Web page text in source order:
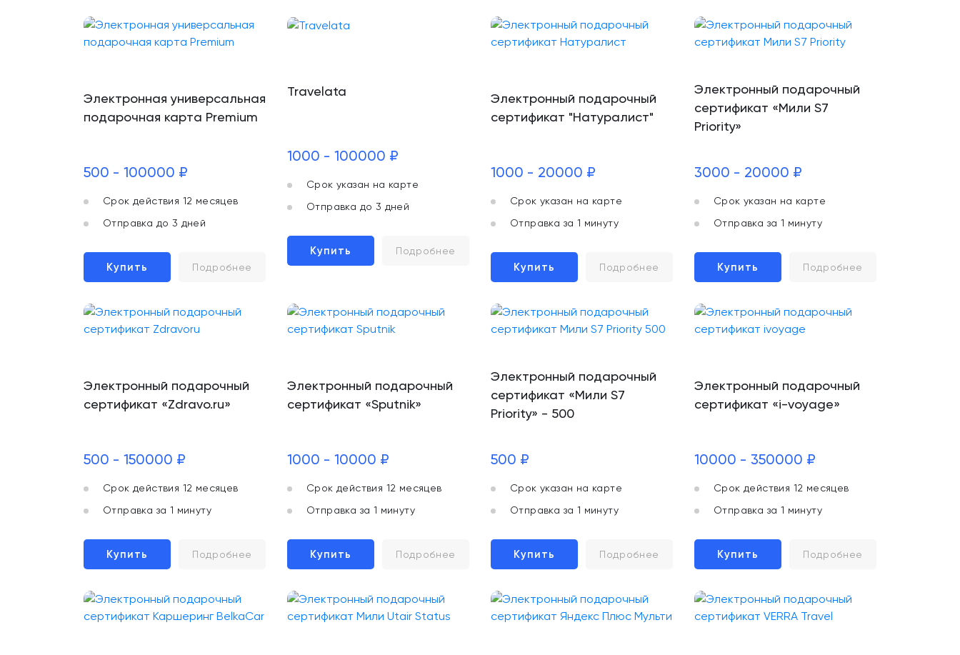
Электронная универсальная
подарочная карта Premium
500 - 100000 ₽
Срок действия 12 месяцев
Отправка до 3 дней
Купить Подробнее
Travelata
1000 - 100000 ₽
Срок указан на карте
Отправка до 3 дней
Купить Подробнее
Электронный подарочный
сертификат "Натуралист"
1000 - 20000 ₽
Срок указан на карте
Отправка за 1 минуту
Купить Подробнее
Электронный подарочный
сертификат «Мили S7
Priority»
3000 - 20000 ₽
Срок указан на карте
Отправка за 1 минуту
Купить Подробнее
Электронный подарочный
сертификат «Zdravo.ru»
500 - 150000 ₽
Срок действия 12 месяцев
Отправка за 1 минуту
Купить Подробнее
Электронный подарочный
сертификат «Sputnik»
1000 - 10000 ₽
Срок действия 12 месяцев
Отправка за 1 минуту
Купить Подробнее
Электронный подарочный
сертификат «Мили S7
Priority» - 500
500 ₽
Срок указан на карте
Отправка за 1 минуту
Купить Подробнее
Электронный подарочный
сертификат «i-voyage»
10000 - 350000 ₽
Срок действия 12 месяцев
Отправка за 1 минуту
Купить Подробнее